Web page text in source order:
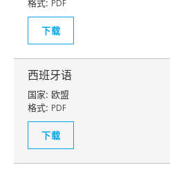
格式: PDF
下载
西班牙语
国家: 欧盟
格式: PDF
下载